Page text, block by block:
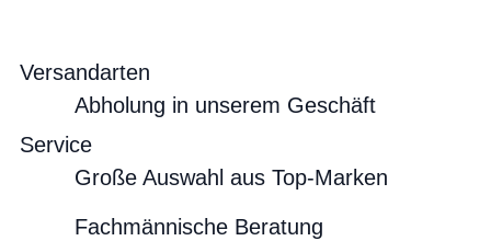
Versandarten
Abholung in unserem Geschäft
Service
Große Auswahl aus Top-Marken
Fachmännische Beratung